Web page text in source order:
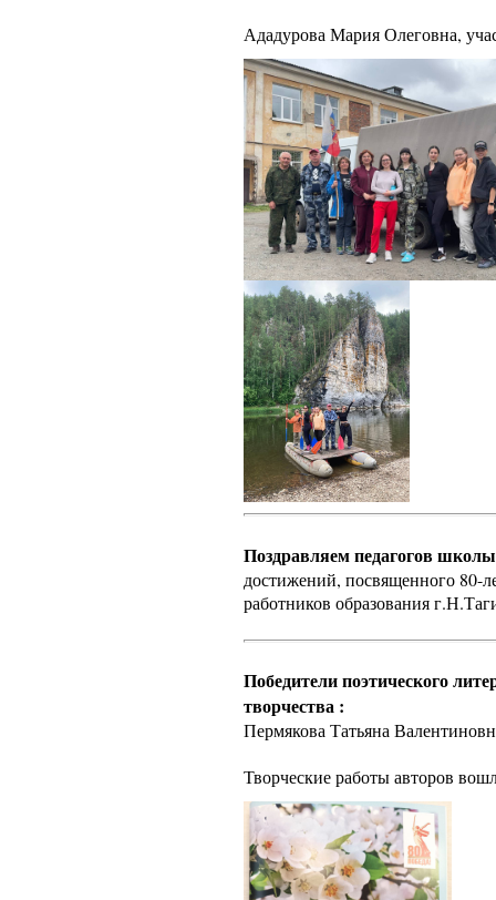
Ададурова Мария Олеговна,
Поздравляем педагогов
достижений, посвященного 80-
работников образования
Победители поэтического
творчества :
Пермякова Татьяна
Творческие работы авторов